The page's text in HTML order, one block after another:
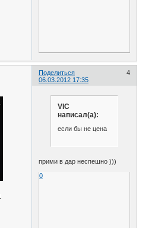
Поделиться
4
06.03.2012 17:35
VIC
написал(а):
если бы не цена
прими в дар неспешно )))
0